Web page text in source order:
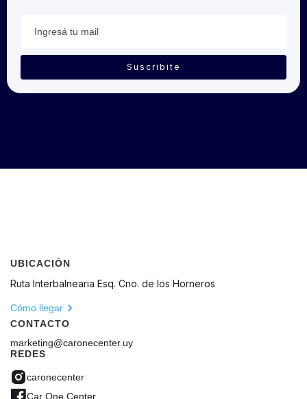
UBICACIÓN
Ruta Interbalnearia Esq. Cno. de los Horneros
Cómo llegar
CONTACTO
marketing@caronecenter.uy
REDES
caronecenter
Car One Center